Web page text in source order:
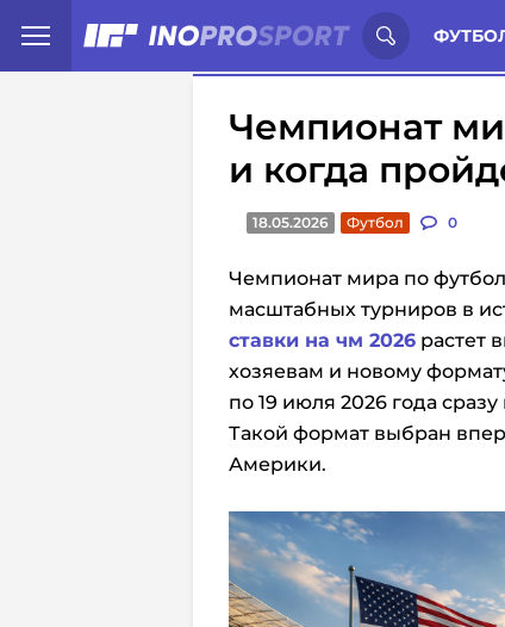
Иностранцы о спорте России:
Чемпионат
и когда
18.05.2026 Футбол 0
Чемпионат мира по
масштабных турниров в
ставки на чм 2026 растет
хозяевам и новому
по 19 июля 2026 года
Такой формат выбран
Америки.